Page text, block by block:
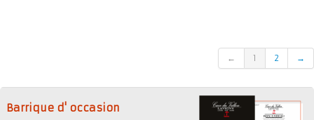
Dégustation
← 1 2 →
Barrique d' occasion